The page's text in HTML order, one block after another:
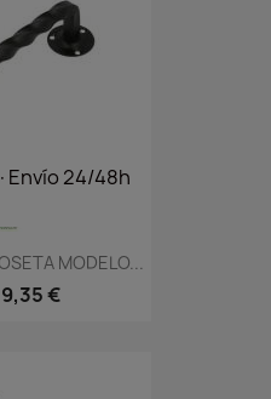
24/48h
MODELO...
9,35 €